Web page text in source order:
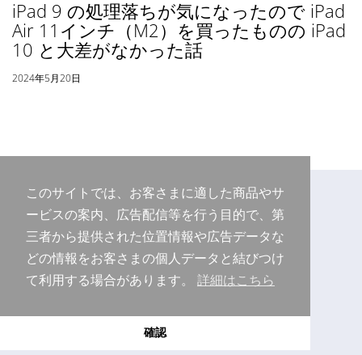
iPad 9 の処理落ちが気になったので iPad
Air 11インチ（M2）を買ったものの iPad
10 と大差がなかった話
2024年5月20日
このサイトでは、お客さまに適した商品やサ
ービスの案内、広告配信等を行う目的で、第
三者から提供された位置情報や広告データな
どの情報をお客さまの個人データと結びつけ
て利用する場合があります。 詳細はこちら
確認